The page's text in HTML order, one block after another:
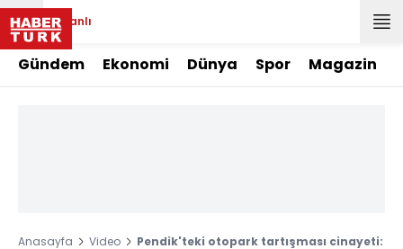
Canlı
Gündem Ekonomi Dünya Spor Magazin
Anasayfa Video
Pendik'teki otopark tartışması cinayeti: